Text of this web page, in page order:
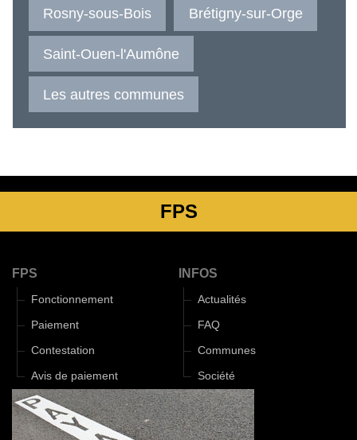
Rosny-sous-Bois Brétigny-sur-Orge
Saint-Ouen-l'Aumône
Les autres communes
FPS
FPS
Fonctionnement
Paiement
Contestation
Avis de paiement
INFOS
Actualités
FAQ
Communes
Société